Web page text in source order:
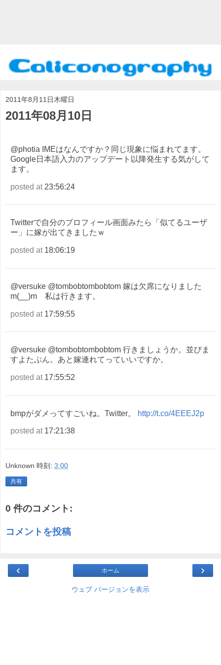
2011年8月11日木曜日
2011年08月10日
@photia IMEはなんですか？同じ現象に悩まれてます。
Google日本語入力のアップデート以降発生する気がして
ます。
posted at23:56:24
Twitterで自分のプロフィール画面みたら「似てるユーザ
ー」に嫁が出てきましたｗ
posted at18:06:19
@versuke @tombobtombobtom 嫁は欠席になりました
m(__)m 私は行きます。
posted at17:59:55
@versuke @tombobtombobtom 行きましょうか。並びま
すよたぶん。あと嫁連れてっていいですか。
posted at17:55:52
bmpがダメってすごいね。Twitter。 http://t.co/4EEEJ2p
posted at17:21:38
Unknown 時刻: 3:00
共有
0 件のコメント:
コメントを投稿
‹ ›
ホーム
ウェブ バージョンを表示